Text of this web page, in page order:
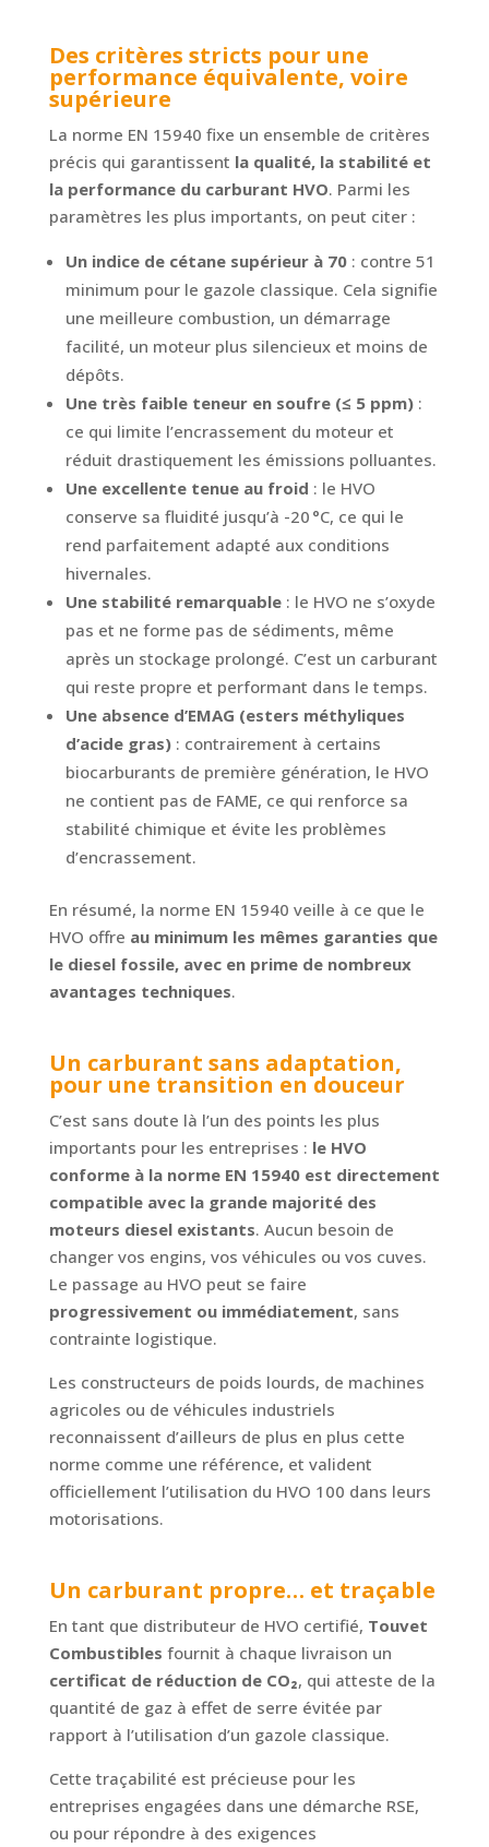
Des critères stricts pour une
performance équivalente, voire
supérieure
La norme EN 15940 fixe un ensemble de critères
précis qui garantissent la qualité, la stabilité et
la performance du carburant HVO. Parmi les
paramètres les plus importants, on peut citer :
Un indice de cétane supérieur à 70: contre 51
minimum pour le gazole classique. Cela signifie
une meilleure combustion, un démarrage
facilité, un moteur plus silencieux et moins de
dépôts.
Une très faible teneur en soufre (≤ 5 ppm):
ce qui limite l’encrassement du moteur et
réduit drastiquement les émissions polluantes.
Une excellente tenue au froid : le HVO
conserve sa fluidité jusqu’à -20 °C, ce qui le
rend parfaitement adapté aux conditions
hivernales.
Une stabilité remarquable: le HVO ne s’oxyde
pas et ne forme pas de sédiments, même
après un stockage prolongé. C’est un carburant
qui reste propre et performant dans le temps.
Une absence d’EMAG (esters méthyliques
d’acide gras): contrairement à certains
biocarburants de première génération, le HVO
ne contient pas de FAME, ce qui renforce sa
stabilité chimique et évite les problèmes
d’encrassement.
En résumé, la norme EN 15940 veille à ce que le
HVO offre au minimum les mêmes garanties que
le diesel fossile, avec en prime de nombreux
avantages techniques.
Un carburant sans adaptation,
pour une transition en douceur
C’est sans doute là l’un des points les plus
importants pour les entreprises : le HVO
conforme à la norme EN 15940 est directement
compatible avec la grande majorité des
moteurs diesel existants. Aucun besoin de
changer vos engins, vos véhicules ou vos cuves.
Le passage au HVO peut se faire
progressivement ou immédiatement, sans
contrainte logistique.
Les constructeurs de poids lourds, de machines
agricoles ou de véhicules industriels
reconnaissent d’ailleurs de plus en plus cette
norme comme une référence, et valident
officiellement l’utilisation du HVO 100 dans leurs
motorisations.
Un carburant propre… et traçable
En tant que distributeur de HVO certifié, Touvet
Combustibles fournit à chaque livraison un
certificat de réduction de CO₂, qui atteste de la
quantité de gaz à effet de serre évitée par
rapport à l’utilisation d’un gazole classique.
Cette traçabilité est précieuse pour les
entreprises engagées dans une démarche RSE,
ou pour répondre à des exigences